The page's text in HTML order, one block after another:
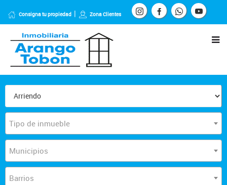
Consigna tu propiedad Zona Clientes
Tipo de inmueble
Municipios
Barrios